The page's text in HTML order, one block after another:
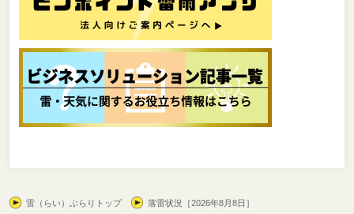
雷（らい）ぶらりトップ 落雷状況［2026年8月8日］